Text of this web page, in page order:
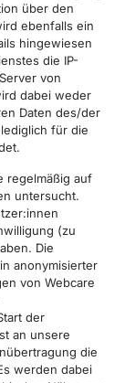
über den
ebenfalls ein
hingewiesen
die IP-
von
dabei weder
Daten des/der
für die
regelmäßig auf
untersucht.
(zu
Die
anonymisierter
von Webcare
der
an unsere
die
werden dabei